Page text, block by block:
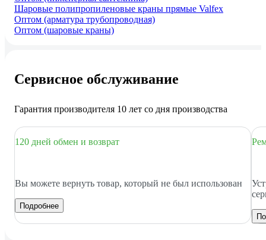
Шаровые полипропиленовые краны прямые Valfex
Оптом (арматура трубопроводная)
Оптом (шаровые краны)
Сервисное обслуживание
Гарантия производителя 10 лет со дня производства
120 дней обмен и возврат
Вы можете вернуть товар, который не был использован
Подробнее